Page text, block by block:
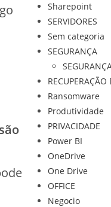
Sharepoint
SERVIDORES
Sem categoria
SEGURANÇA
RECUPERAÇÃO
Ransomware
Produtividade
PRIVACIDADE
Power BI
OneDrive
One Drive
OFFICE
Negocio